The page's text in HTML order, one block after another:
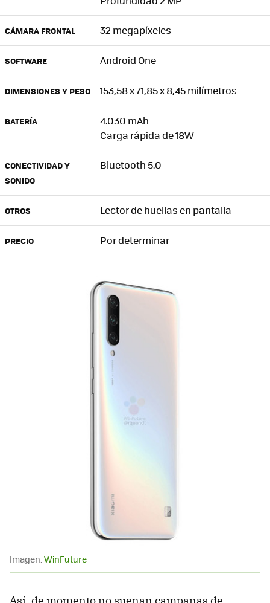
CÁMARA FRONTAL 32 megapíxeles
SOFTWARE Android One
DIMENSIONES Y PESO 153,58 x 71,85 x 8,45 milímetros
BATERÍA
4.030 mAh
Carga rápida de 18W
CONECTIVIDAD Y
SONIDO
Bluetooth 5.0
OTROS Lector de huellas en pantalla
PRECIO Por determinar
Imagen:WinFuture
Así, de momento no suenan campanas de